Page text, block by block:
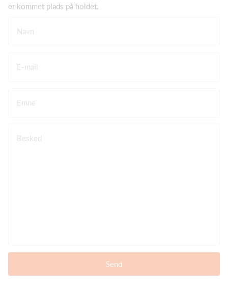
er kommet plads på holdet.
Navn
E-mail
Emne
Besked
Send